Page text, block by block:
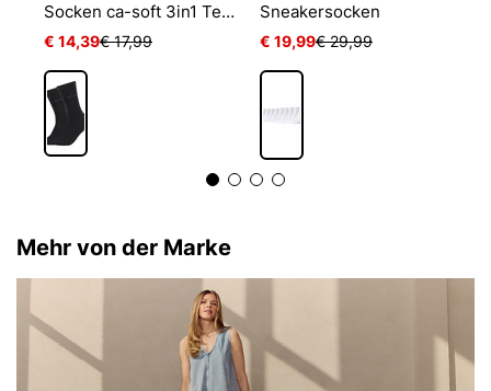
Socken ca-soft 3in1 Tencel Wolle Bambus
€ 14,39€ 17,99
Sneakersocken
€ 19,99€ 29,99
Mehr von der Marke